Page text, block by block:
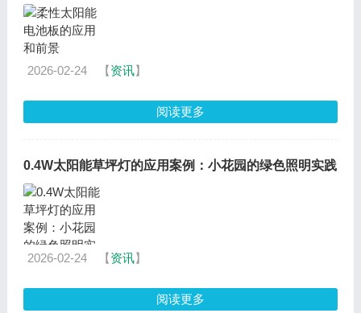
2026-02-24 【资讯】
阅读更多
0.4W太阳能草坪灯的应用案例：小花园的绿色照明实践
2026-02-24 【资讯】
阅读更多